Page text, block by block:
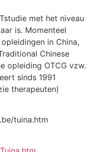
met het niveau
is. Momenteel
in China,
Chinese
opleiding OTCG vzw.
sinds 1991
therapeuten)
tuina.htm